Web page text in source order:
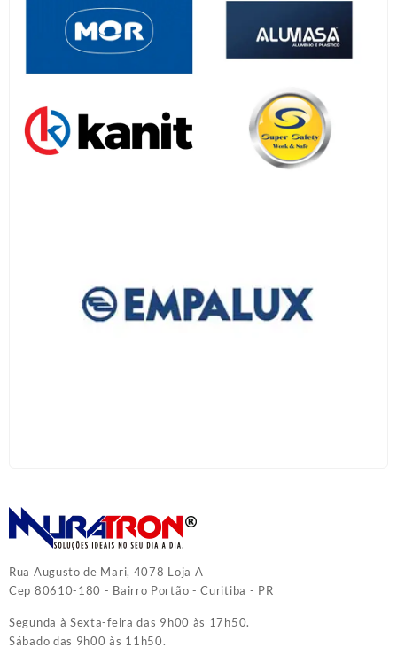
Rua Augusto de Mari, 4078 Loja A
Cep 80610-180 - Bairro Portão - Curitiba - PR
Segunda à Sexta-feira das 9h00 às 17h50.
Sábado das 9h00 às 11h50.